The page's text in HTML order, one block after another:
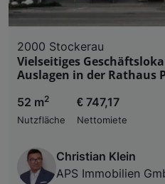
2000 Stockerau
Vielseitiges
Auslagen in der Rathaus
52 m2
Nutzfläche
€ 747,17
Nettomiete
Christian Klein
APS Immobilien